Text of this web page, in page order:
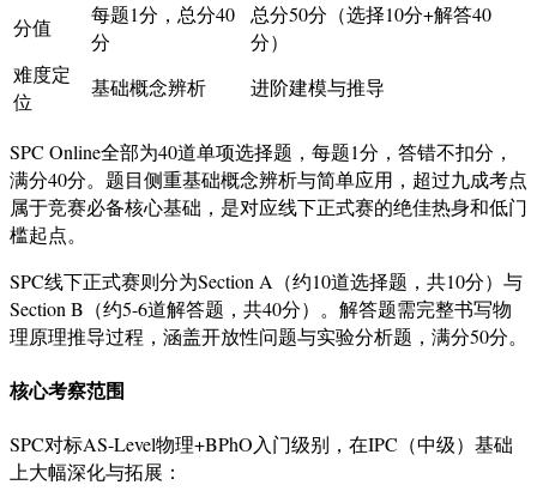
分值
每题1分，总分40
分
总分50分（选择10分+解答40
分）
难度定
位
基础概念辨析 进阶建模与推导
SPC Online全部为40道单项选择题，每题1分，答错不扣分，
满分40分。题目侧重基础概念辨析与简单应用，超过九成考点
属于竞赛必备核心基础，是对应线下正式赛的绝佳热身和低门
槛起点。
SPC线下正式赛则分为Section A（约10道选择题，共10分）与
Section B（约5-6道解答题，共40分）。解答题需完整书写物
理原理推导过程，涵盖开放性问题与实验分析题，满分50分。
核心考察范围
SPC对标AS-Level物理+BPhO入门级别，在IPC（中级）基础
上大幅深化与拓展 ：